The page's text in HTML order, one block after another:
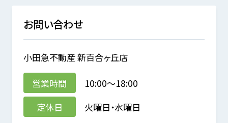
お問い合わせ
小田急不動産 新百合ヶ丘店
営業時間
10:00～18:00
定休日
火曜日・水曜日